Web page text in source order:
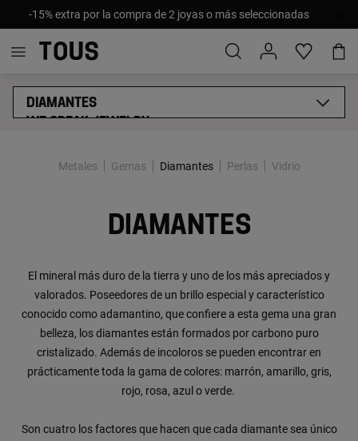
-15% extra por la compra de 2 joyas o más seleccionadas
WE SPEAK JEWELRY
GEMAS
DIAMANTES
TÉCNICAS DE PRODUCCIÓN
CERTIFICADOS DE CALIDAD EN JOYERÍA
Metales Gemas Diamantes Perlas Vidrio
DIAMANTES
El mineral más duro de la tierra y uno de los más apreciados y
valorados. Poseedores de un brillo especial y característico
conocido como adamantino, que confiere a esta gema una gran
belleza, los diamantes están formados por carbono puro
cristalizado. Además de incoloros se pueden encontrar en
prácticamente toda la gama de colores: marrón, amarillo, gris,
rojo, rosa, azul o verde.
Son cuatro los factores que hacen que cada diamante sea único